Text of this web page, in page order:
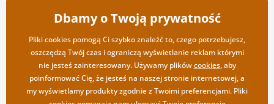
Warunki handlowe i
reklamacyjne
Prywatność
Opcje wysyłki i płatności
Zwrot towarów
Często zadawane pytania
Kontakt
Współpraca hurtowa
Dbamy o Twoją prywatność
Pliki cookies pomogą Ci szybko znaleźć to, czego potrzebujesz,
oszczędzą Twój czas i ograniczą wyświetlanie reklam którymi
nie jesteś zainteresowany. Używamy plikówcookies, aby
poinformować Cię, że jesteś na naszej stronie internetowej, a
my wyświetlamy produkty zgodnie z Twoimi preferencjami. Pliki